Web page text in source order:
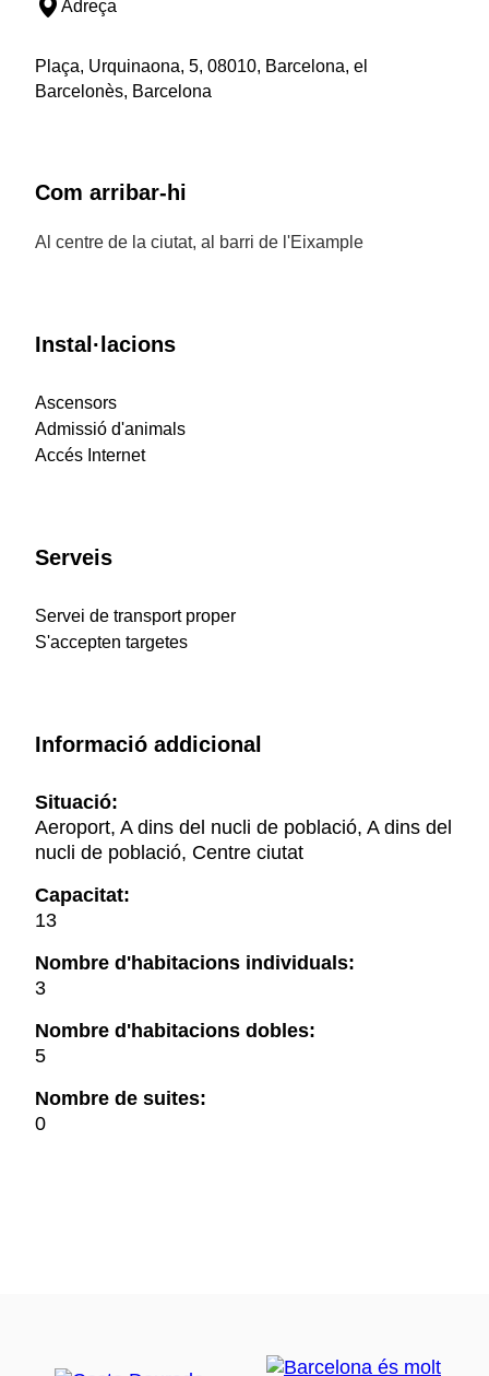
Adreça
Plaça, Urquinaona, 5, 08010, Barcelona, el
Barcelonès, Barcelona
Com arribar-hi
Al centre de la ciutat, al barri de l'Eixample
Instal·lacions
Ascensors
Admissió d'animals
Accés Internet
Serveis
Servei de transport proper
S'accepten targetes
Informació addicional
Situació:
Aeroport, A dins del nucli de població, A dins del
nucli de població, Centre ciutat
Capacitat:
13
Nombre d'habitacions individuals:
3
Nombre d'habitacions dobles:
5
Nombre de suites:
0